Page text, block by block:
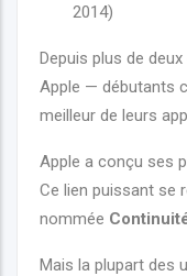
2014)
Depuis plus de
Apple — débutants
meilleur de leurs
Apple a conçu ses
Ce lien puissant se
nommée
Mais la plupart des